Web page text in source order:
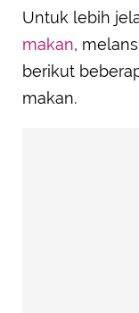
Untuk lebih
makan,
berikut
makan.